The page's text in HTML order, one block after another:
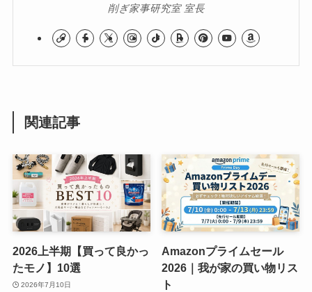
削ぎ家事研究室 室長
関連記事
2026上半期【買って良かっ
たモノ】10選
2026年7月10日
Amazonプライムセール
2026｜我が家の買い物リス
ト